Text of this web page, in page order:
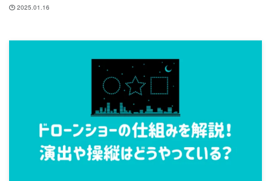
2025.01.16